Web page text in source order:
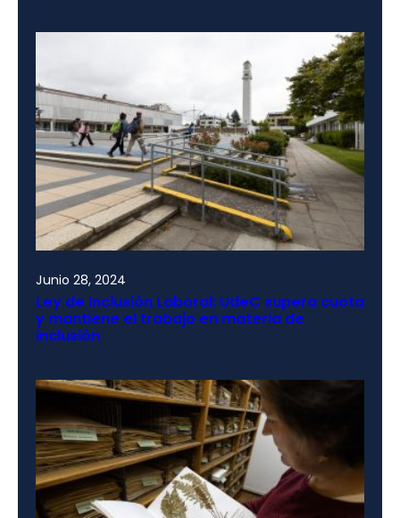
Junio 28, 2024
Ley de Inclusión Laboral: UdeC supera cuota
y mantiene el trabajo en materia de
inclusión